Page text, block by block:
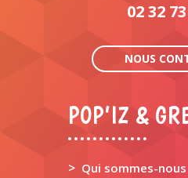
02 32
NOUS
POP’IZ &
> Qui sommes-nous